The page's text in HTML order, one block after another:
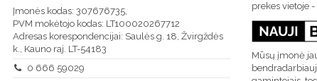
Įmonės kodas: 307676735,
PVM mokėtojo kodas: LT100020267712
Adresas korespondencijai: Saulės g. 18, Žvirgždės
k., Kauno raj. LT-54183
0 666 59029
prekes vietoje
Mūsų įmonė